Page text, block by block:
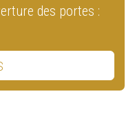
des portes :